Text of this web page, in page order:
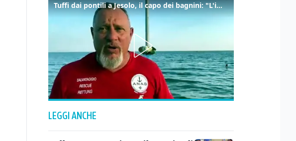
Tuffi dai pontili a Jesolo, il capo dei bagnini: "L'impegno di tutti per evitare altre tragedie"
LEGGI ANCHE